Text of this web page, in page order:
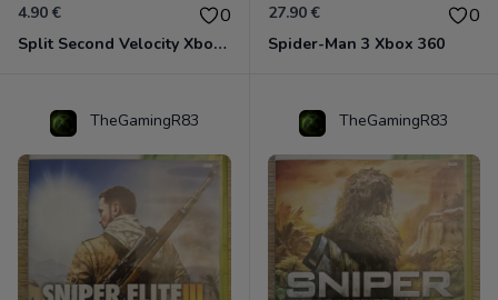
4.90 € 0
Split Second Velocity Xbox 360
27.90 € 0
Spider-Man 3 Xbox 360
TheGamingR83 TheGamingR83